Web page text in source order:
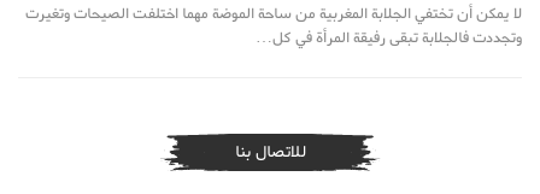
لا يمكن أن تختفي الجلابة المغربية من ساحة الموضة مهما اختلفت الصيحات وتغيرت
وتجددت فالجلابة تبقى رفيقة المرأة في كل…
للاتصال بنا